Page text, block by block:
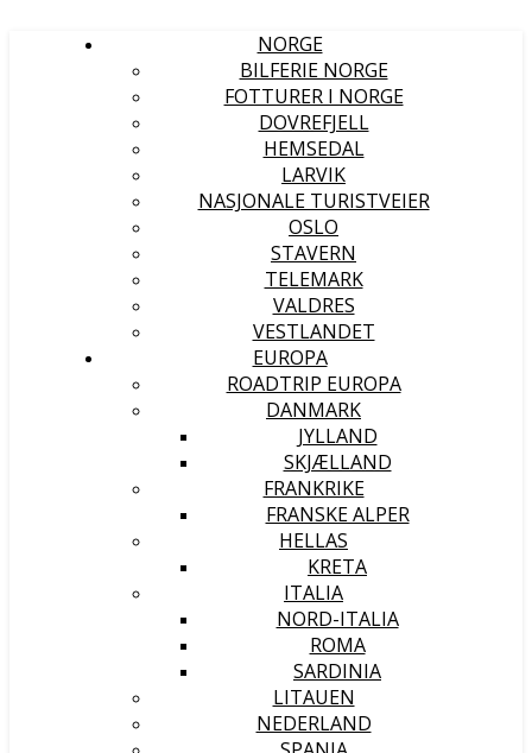
NORGE
BILFERIE NORGE
FOTTURER I NORGE
DOVREFJELL
HEMSEDAL
LARVIK
NASJONALE TURISTVEIER
OSLO
STAVERN
TELEMARK
VALDRES
VESTLANDET
EUROPA
ROADTRIP EUROPA
DANMARK
JYLLAND
SKJÆLLAND
FRANKRIKE
FRANSKE ALPER
HELLAS
KRETA
ITALIA
NORD-ITALIA
ROMA
SARDINIA
LITAUEN
NEDERLAND